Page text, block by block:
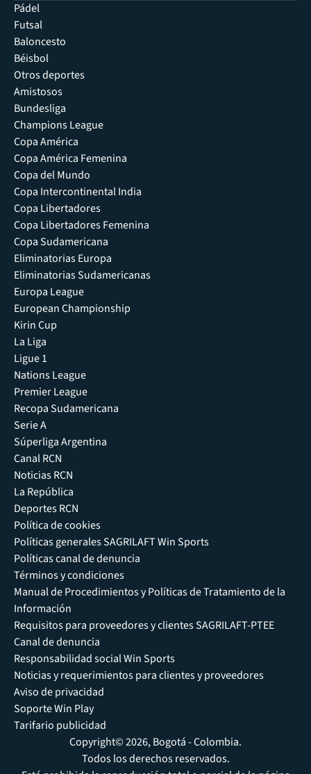
Pádel
Futsal
Baloncesto
Béisbol
Otros deportes
Amistosos
Bundesliga
Champions League
Copa América
Copa América Femenina
Copa del Mundo
Copa Intercontinental India
Copa Libertadores
Copa Libertadores Femenina
Copa Sudamericana
Eliminatorias Europa
Eliminatorias Sudamericanas
Europa League
European Championship
Kirin Cup
La Liga
Ligue 1
Nations League
Premier League
Recopa Sudamericana
Serie A
Súperliga Argentina
Canal RCN
Noticias RCN
La República
Deportes RCN
Política de cookies
Políticas generales SAGRILAFT Win Sports
Políticas canal de denuncia
Términos y condiciones
Manual de Procedimientos y Políticas de Tratamiento de la
Información
Requisitos para proveedores y clientes SAGRILAFT-PTEE
Canal de denuncia
Responsabilidad social Win Sports
Noticias y requerimientos para clientes y proveedores
Aviso de privacidad
Soporte Win Play
Tarifario publicidad
Copyright© 2026, Bogotá - Colombia.
Todos los derechos reservados.